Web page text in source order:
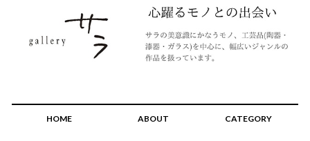
HOME ABOUT CATEGORY